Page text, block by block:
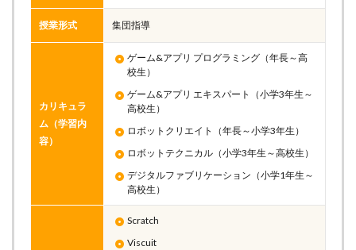
授業形式 集団指導
カリキュラ
ム（学習内
容）
ゲーム&アプリ プログラミング（年長～高
校生）
ゲーム&アプリ エキスパート（小学3年生～
高校生）
ロボットクリエイト（年長～小学3年生）
ロボットテクニカル（小学3年生～高校生）
デジタルファブリケーション（小学1年生～
高校生）
Scratch
Viscuit